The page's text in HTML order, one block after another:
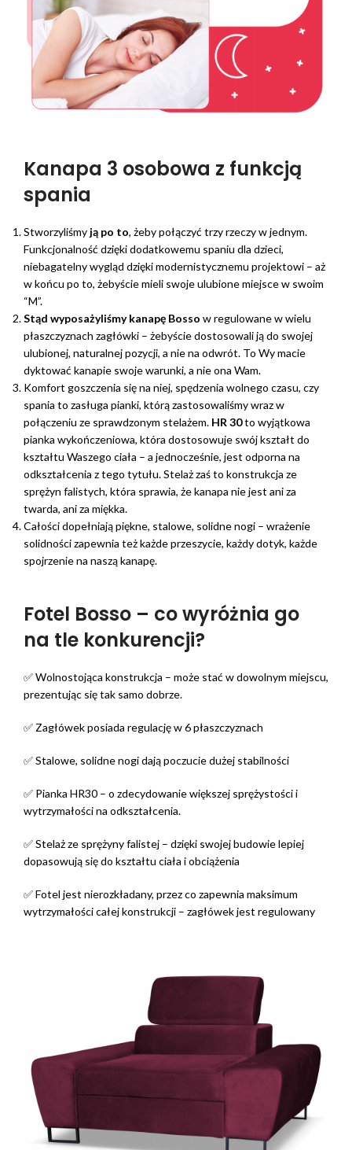
Kanapa 3 osobowa z funkcją
spania
Stworzyliśmy ją po to, żeby połączyć trzy rzeczy w jednym.
Funkcjonalność dzięki dodatkowemu spaniu dla dzieci,
niebagatelny wygląd dzięki modernistycznemu projektowi – aż
w końcu po to, żebyście mieli swoje ulubione miejsce w swoim
“M”.
Stąd wyposażyliśmy kanapę Bosso w regulowane w wielu
płaszczyznach zagłówki – żebyście dostosowali ją do swojej
ulubionej, naturalnej pozycji, a nie na odwrót. To Wy macie
dyktować kanapie swoje warunki, a nie ona Wam.
Komfort goszczenia się na niej, spędzenia wolnego czasu, czy
spania to zasługa pianki, którą zastosowaliśmy wraz w
połączeniu ze sprawdzonym stelażem. HR 30to wyjątkowa
pianka wykończeniowa, która dostosowuje swój kształt do
kształtu Waszego ciała – a jednocześnie, jest odporna na
odkształcenia z tego tytułu. Stelaż zaś to konstrukcja ze
sprężyn falistych, która sprawia, że kanapa nie jest ani za
twarda, ani za miękka.
Całości dopełniają piękne, stalowe, solidne nogi – wrażenie
solidności zapewnia też każde przeszycie, każdy dotyk, każde
spojrzenie na naszą kanapę.
Fotel Bosso – co wyróżnia go
na tle konkurencji?
✅ Wolnostojąca konstrukcja – może stać w dowolnym miejscu,
prezentując się tak samo dobrze.
✅ Zagłówek posiada regulację w 6 płaszczyznach
✅ Stalowe, solidne nogi dają poczucie dużej stabilności
✅ Pianka HR30 – o zdecydowanie większej sprężystości i
wytrzymałości na odkształcenia.
✅ Stelaż ze sprężyny falistej – dzięki swojej budowie lepiej
dopasowują się do kształtu ciała i obciążenia
✅ Fotel jest nierozkładany, przez co zapewnia maksimum
wytrzymałości całej konstrukcji – zagłówek jest regulowany